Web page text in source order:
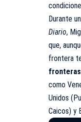
Durante
Diario,
que,
frontera
como
Unidos
Caicos) y